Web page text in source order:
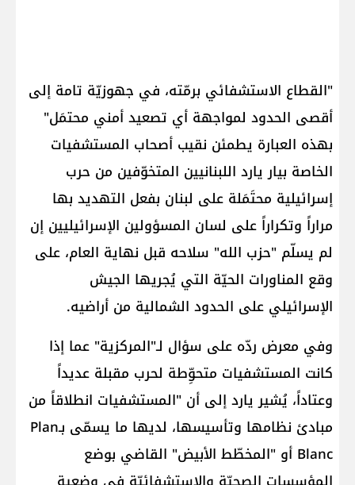
"القطاع الاستشفائي برمّته، في جهوزيّة تامة إلى
أقصى الحدود لمواجهة أي تصعيد أمني محتمَل"
بهذه العبارة يطمئن نقيب أصحاب المستشفيات
الخاصة بيار يارد اللبنانيين المتخوّفين من حرب
إسرائيلية محتَمَلة على لبنان بفعل التهديد بها
مراراً وتكراراً على لسان المسؤولين الإسرائيليين إن
لم يسلّم "حزب الله" سلاحه قبل نهاية العام، على
وقع المناورات الحيّة التي يُجريها الجيش
الإسرائيلي على الحدود الشمالية من أراضيه.
وفي معرض ردّه على سؤال لـ"المركزية" عما إذا
كانت المستشفيات متحوِّطة لحرب مقبلة عديداً
وعتاداً، يُشير يارد إلى أن "المستشفيات انطلاقاً من
مبادئ نظامها وتأسيسها، لديها ما يسمّى بـPlan
Blanc أو "المخطّط الأبيض" القاضي بوضع